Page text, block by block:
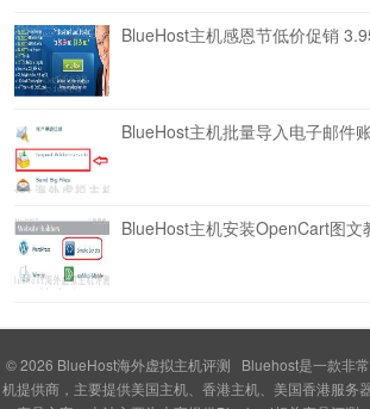
BlueHost主机感恩节低价促销
BlueHost主机批量导入电子邮件
BlueHost主机安装OpenCart图文
© 2026 BlueHost海外虚拟主机评测 Bluehost是一款非
机提供商，主要提供美国主机、香港主机、美国香港服务